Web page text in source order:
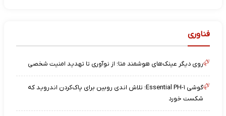
فناوری
روی دیگر عینک‌های هوشمند متا؛ از نوآوری تا تهدید امنیت شخصی
گوشی Essential PH-۱؛ تلاش اندی روبین برای پاک‌کردن اندروید که
شکست خورد